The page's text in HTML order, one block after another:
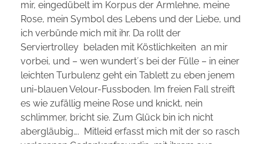
mir, eingedübelt im Korpus der Armlehne, meine
Rose, mein Symbol des Lebens und der Liebe, und
ich verbünde mich mit ihr. Da rollt der
Serviertrolley beladen mit Köstlichkeiten an mir
vorbei, und – wen wundert´s bei der Fülle – in einer
leichten Turbulenz geht ein Tablett zu eben jenem
uni-blauen Velour-Fussboden. Im freien Fall streift
es wie zufällig meine Rose und knickt, nein
schlimmer, bricht sie. Zum Glück bin ich nicht
abergläubig…. Mitleid erfasst mich mit der so rasch